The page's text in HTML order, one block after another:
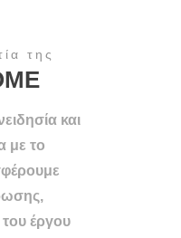
της
και
με το
έργου